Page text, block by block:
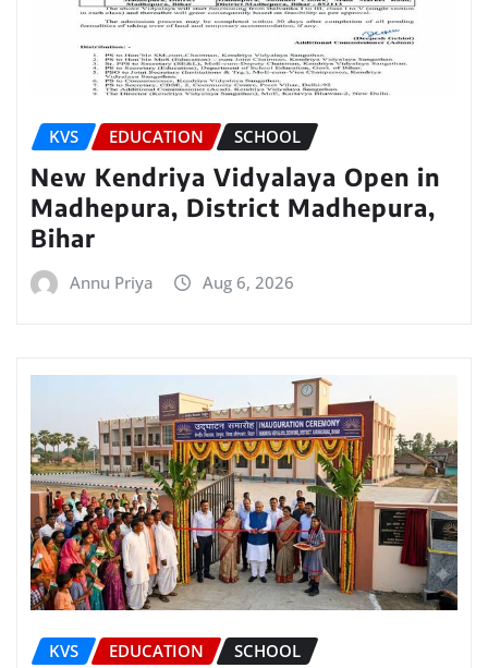
KVS EDUCATION SCHOOL
New Kendriya Vidyalaya Open in
Madhepura, District Madhepura,
Bihar
Annu Priya Aug 6, 2026
KVS EDUCATION SCHOOL